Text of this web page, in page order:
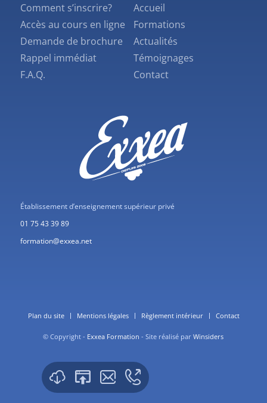
Établissement d’enseignement supérieur privé
01 75 43 39 89
formation@exxea.net
Comment s’inscrire?
Accès au cours en ligne
Demande de brochure
Rappel immédiat
F.A.Q.
Accueil
Formations
Actualités
Témoignages
Contact
© Copyright - Exxea Formation - Site réalisé parWinsiders
Plan du site Mentions légales Règlement intérieur Contact